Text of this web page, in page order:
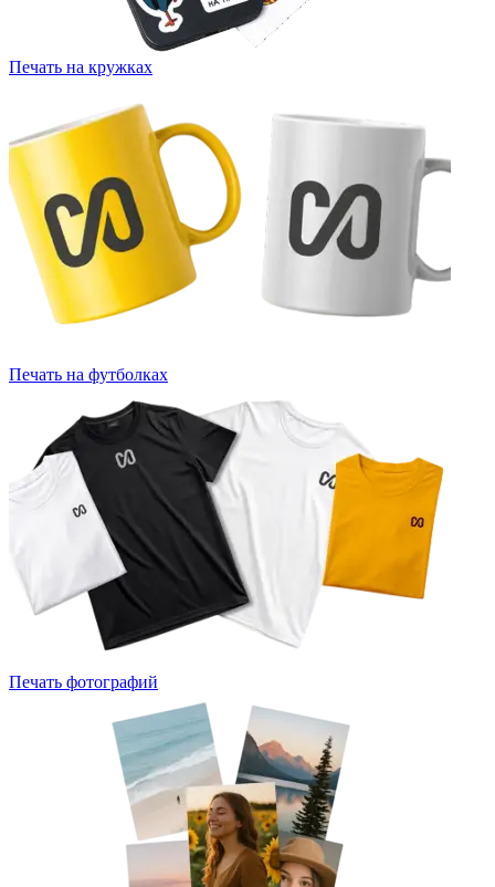
Печать на кружках
Печать на футболках
Печать фотографий